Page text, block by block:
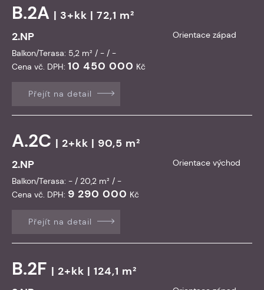
B.2A | 3+kk | 72,1 m²
2.NP
Orientace západ
Balkon/Terasa: 5,2 m² / - / -
Cena vč. DPH: 10 450 000 Kč
Přejít na detail
A.2C | 2+kk | 90,5 m²
2.NP
Orientace východ
Balkon/Terasa: - / 20,2 m² / -
Cena vč. DPH: 9 290 000 Kč
Přejít na detail
B.2F | 2+kk | 124,1 m²